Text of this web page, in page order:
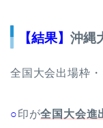
【結果】 沖縄
全国大会出場枠・
○印が全国大会進